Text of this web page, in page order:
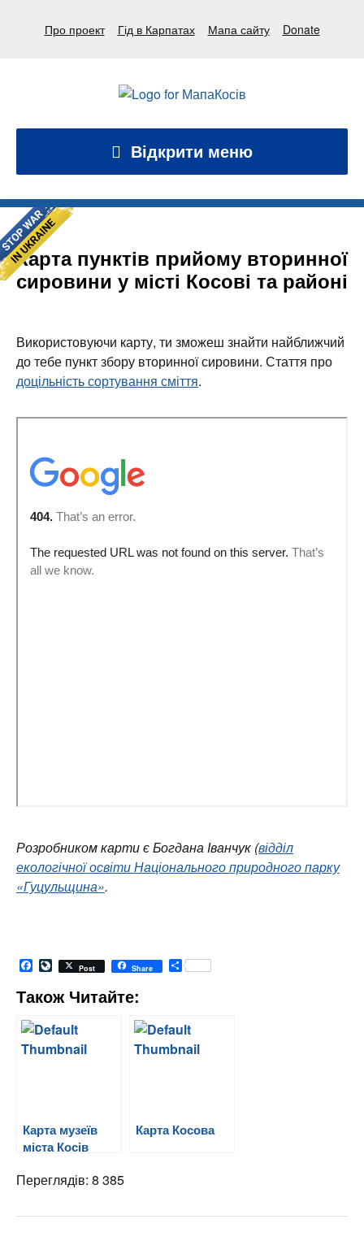
Про проект Гід в Карпатах Мапа сайту Donate
Відкрити меню
Карта пунктів прийому вторинної
сировини у місті Косові та районі
Використовуючи карту, ти зможеш знайти найближчий
до тебе пункт збору вторинної сировини. Стаття про
доцільність сортування сміття.
Розробником карти є Богдана Іванчук (відділ
екологічної освіти Національного природного парку
«Гуцульщина».
Facebook
LiveJournal
Post Share Share
Також Читайте:
Карта музеїв
міста Косів
Карта Косова
Переглядів: 8 385